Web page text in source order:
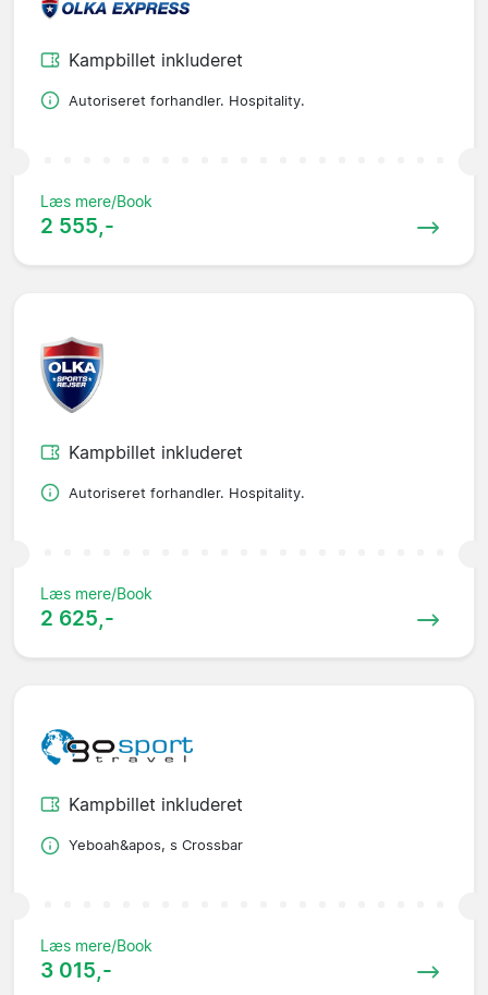
Kampbillet inkluderet
Autoriseret forhandler. Hospitality.
Læs mere/Book
2 555,-
Kampbillet inkluderet
Autoriseret forhandler. Hospitality.
Læs mere/Book
2 625,-
Kampbillet inkluderet
Yeboah&apos, s Crossbar
Læs mere/Book
3 015,-